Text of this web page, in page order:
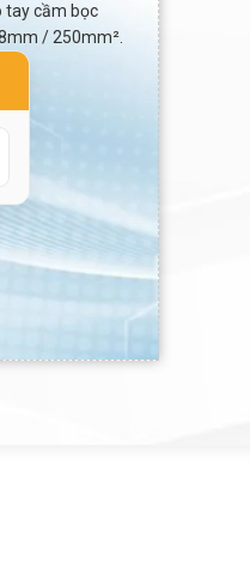
tay cầm bọc
/ 250mm².